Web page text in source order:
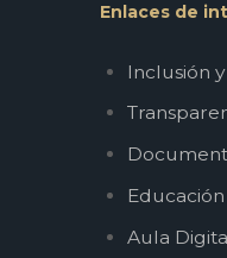
Enlaces de
Inclusión
Aula